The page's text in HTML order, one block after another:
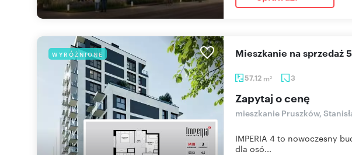
WYRÓŻNIONE
57,12 m2 3
mieszkanie na sprzedaż
Zapytaj o cenę
mieszkanie Pruszków,
IMPERIA 4 to nowoczesny
dla osó...